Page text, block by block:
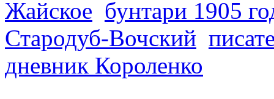
Жайское бунтари 1905
Стародуб-Вочский
дневник Короленко